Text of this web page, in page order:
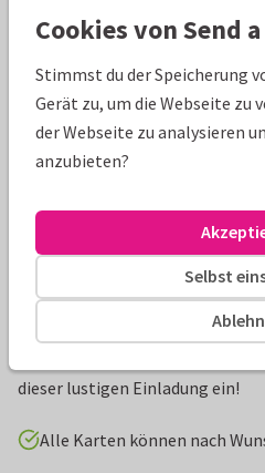
Schöne Extras zu deiner
Produktinformation
dieser lustigen Einladung ein!
Alle Karten können nach
Cookies von Send
Stimmst du der Speicherung
Gerät zu, um die Webseite zu
der Webseite zu analysieren
anzubieten?
Selbst